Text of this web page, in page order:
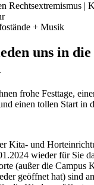
Rechtsextremismus |
+ Musik
uns in die
frohe Festtage,
einen tollen Start in
Kita- und
wieder für Sie
(außer die Campus
geöffnet hat) sind